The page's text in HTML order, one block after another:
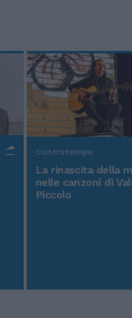
Controtempo
La rinascita della
nelle canzoni di
Piccolo